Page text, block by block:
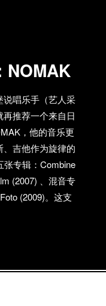
NOMAK
唱乐手（艺人采
推荐一个来自日
，他的音乐更
吉他作为旋律的
张专辑：Combine
(2007) 、混音专
(2009)。这支